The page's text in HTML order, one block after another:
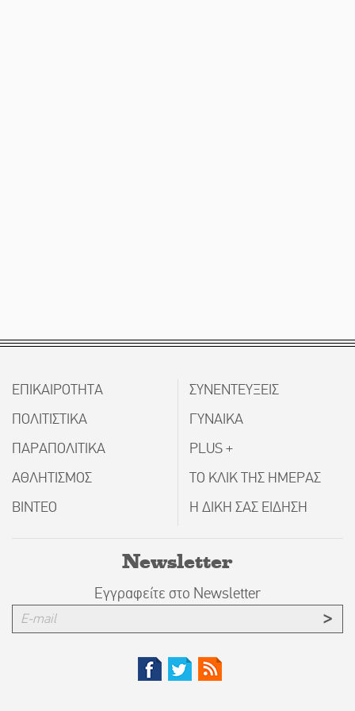
ΕΠΙΚΑΙΡΟΤΗΤΑ
ΠΟΛΙΤΙΣΤΙΚΑ
ΠΑΡΑΠΟΛΙΤΙΚΑ
ΑΘΛΗΤΙΣΜΟΣ
ΒΙΝΤΕΟ
ΣΥΝΕΝΤΕΥΞΕΙΣ
ΓΥΝΑΙΚΑ
PLUS +
ΤΟ ΚΛΙΚ ΤΗΣ ΗΜΕΡΑΣ
Η ΔΙΚΗ ΣΑΣ ΕΙΔΗΣΗ
Newsletter
Εγγραφείτε στο Newsletter